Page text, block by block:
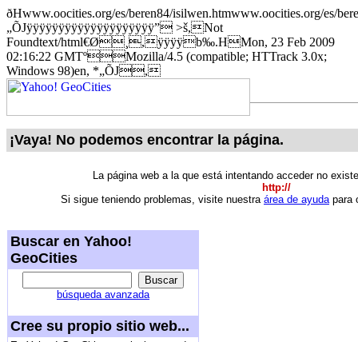
ðHwww.oocities.org/es/beren84/isilwen.htmwww.oocities.org/es/
„ÕJÿÿÿÿÿÿÿÿÿÿÿÿÿÿÿÿÿÿÿÿ” >š,Not
Foundtext/html€Ø¸,ÿÿÿÿb‰.HMon, 23 Feb 2009
02:16:22 GMTºMozilla/4.5 (compatible; HTTrack 3.0x;
Windows 98)en, *­„ÕJ,
¡Vaya! No podemos encontrar la página.
La página web a la que está intentando acceder no
http://
Si sigue teniendo problemas, visite nuestra área de ayudapara
Buscar en Yahoo!
GeoCities
búsqueda avanzada
Cree su propio sitio web...